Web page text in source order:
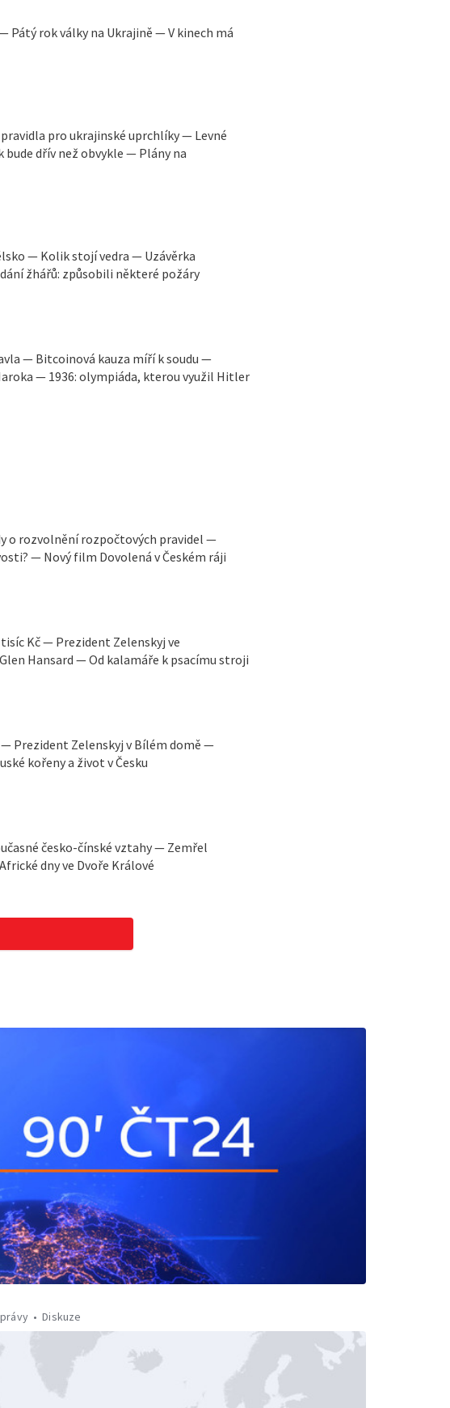
Pátý rok války na Ukrajině — V kinech má
pro ukrajinské uprchlíky — Levné
dřív než obvykle — Plány na
— Kolik stojí vedra — Uzávěrka
žhářů: způsobili některé požáry
— Bitcoinová kauza míří k soudu —
— 1936: olympiáda, kterou využil Hitler
o rozvolnění rozpočtových pravidel —
— Nový film Dovolená v Českém ráji
Kč — Prezident Zelenskyj ve
Hansard — Od kalamáře k psacímu stroji
Prezident Zelenskyj v Bílém domě —
kořeny a život v Česku
česko-čínské vztahy — Zemřel
dny ve Dvoře Králové
Diskuze